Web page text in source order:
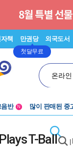
책 만권당
첫달무료
외국도서
온라
음반
N 많이 판매된 중
T-Ball